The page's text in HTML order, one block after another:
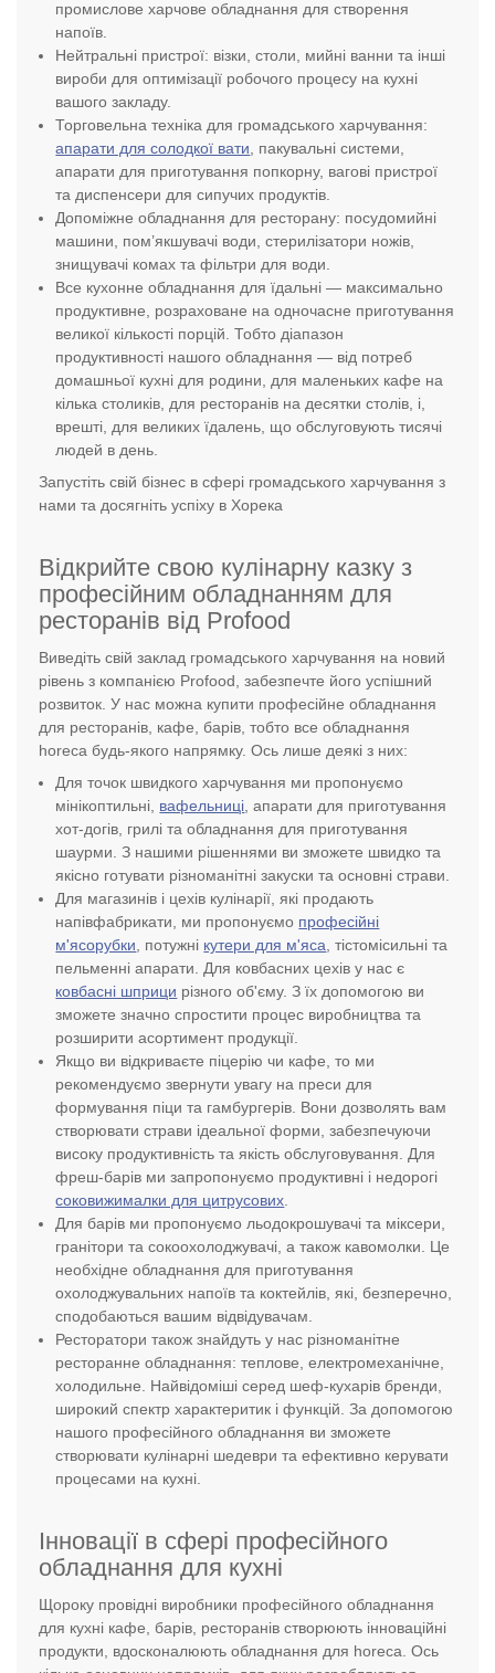
промислове харчове обладнання для створення
напоїв.
Нейтральні пристрої: візки, столи, мийні ванни та інші
вироби для оптимізації робочого процесу на кухні
вашого закладу.
Торговельна техніка для громадського харчування:
апарати для солодкої вати , пакувальні системи,
апарати для приготування попкорну, вагові пристрої
та диспенсери для сипучих продуктів.
Допоміжне обладнання для ресторану: посудомийні
машини, пом’якшувачі води, стерилізатори ножів,
знищувачі комах та фільтри для води.
Все кухонне обладнання для їдальні — максимально
продуктивне, розраховане на одночасне приготування
великої кількості порцій. Тобто діапазон
продуктивності нашого обладнання — від потреб
домашньої кухні для родини, для маленьких кафе на
кілька столиків, для ресторанів на десятки столів, і,
врешті, для великих їдалень, що обслуговують тисячі
людей в день.
Запустіть свій бізнес в сфері громадського харчування з
нами та досягніть успіху в Хорека
Відкрийте свою кулінарну казку з
професійним обладнанням для
ресторанів від Profood
Виведіть свій заклад громадського харчування на новий
рівень з компанією Profood, забезпечте його успішний
розвиток. У нас можна купити професійне обладнання
для ресторанів, кафе, барів, тобто все обладнання
horeca будь-якого напрямку. Ось лише деякі з них:
Для точок швидкого харчування ми пропонуємо
мінікоптильні, вафельниці , апарати для приготування
хот-догів, грилі та обладнання для приготування
шаурми. З нашими рішеннями ви зможете швидко та
якісно готувати різноманітні закуски та основні страви.
Для магазинів і цехів кулінарії, які продають
напівфабрикати, ми пропонуємо професійні
м'ясорубки , потужні кутери для м'яса , тістомісильні та
пельменні апарати. Для ковбасних цехів у нас є
ковбасні шприци різного об'єму. З їх допомогою ви
зможете значно спростити процес виробництва та
розширити асортимент продукції.
Якщо ви відкриваєте піцерію чи кафе, то ми
рекомендуємо звернути увагу на преси для
формування піци та гамбургерів. Вони дозволять вам
створювати страви ідеальної форми, забезпечуючи
високу продуктивність та якість обслуговування. Для
фреш-барів ми запропонуємо продуктивні і недорогі
соковижималки для цитрусових
Для барів ми пропонуємо льодокрошувачі та міксери,
гранітори та сокоохолоджувачі, а також кавомолки. Це
необхідне обладнання для приготування
охолоджувальних напоїв та коктейлів, які, безперечно,
сподобаються вашим відвідувачам.
Ресторатори також знайдуть у нас різноманітне
ресторанне обладнання: теплове, електромеханічне,
холодильне. Найвідоміші серед шеф-кухарів бренди,
широкий спектр характеритик і функцій. За допомогою
нашого професійного обладнання ви зможете
створювати кулінарні шедеври та ефективно керувати
процесами на кухні.
Інновації в сфері професійного
обладнання для кухні
Щороку провідні виробники професійного обладнання
для кухні кафе, барів, ресторанів створюють інноваційні
продукти, вдосконалюють обладнання для horeca. Ось